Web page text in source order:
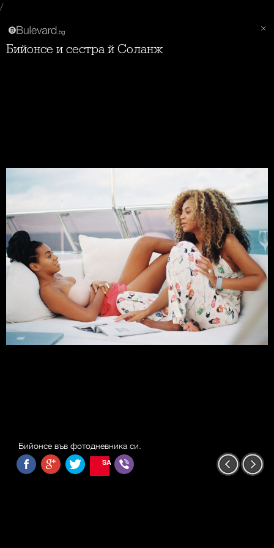
/
Бийонсе и сестра й Соланж
Бийонсе във фотодневника си.
SAVE